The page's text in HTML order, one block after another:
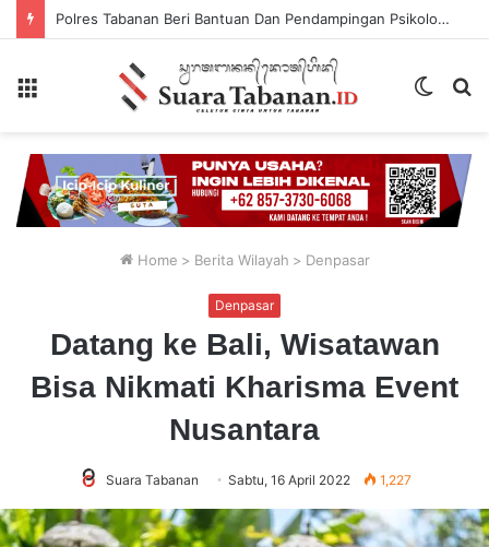
Berbekal CCTV, Pelaku Tabrak Lari Terungkap
Switch
Home > Berita Wilayah > Denpasar
Denpasar
Datang ke Bali, Wisatawan
Bisa Nikmati Kharisma Event
Nusantara
Suara Tabanan Sabtu, 16 April 2022 1,227